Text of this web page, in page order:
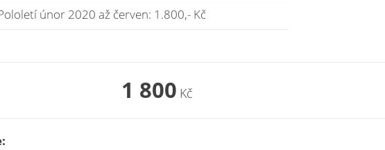
únor 2020 až červen: 1.800,- Kč
1 800 Kč